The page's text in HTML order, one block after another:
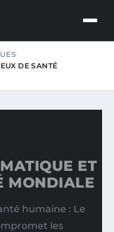
DE SANTÉ
ET
MONDIALE
humaine : Le
les